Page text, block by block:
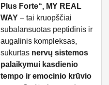
Plus Forte“, MY REAL
WAY – tai kruopščiai
subalansuotas peptidinis ir
augalinis kompleksas,
sukurtas nervų sistemos
palaikymui kasdienio
tempo ir emocinio krūvio